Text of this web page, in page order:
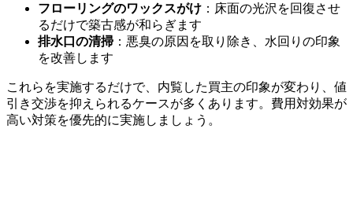
フローリングのワックスがけ ：床面の光沢を回復させ
るだけで築古感が和らぎます
排水口の清掃 ：悪臭の原因を取り除き、水回りの印象
を改善します
これらを実施するだけで、内覧した買主の印象が変わり、値
引き交渉を抑えられるケースが多くあります。費用対効果が
高い対策を優先的に実施しましょう。